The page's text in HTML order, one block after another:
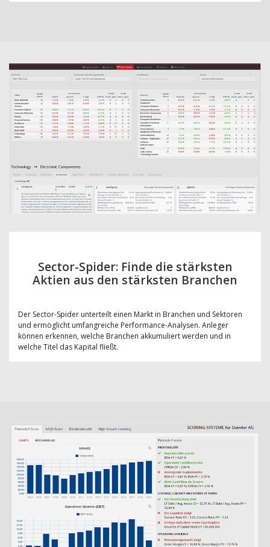
Sector-Spider: Finde die stärksten
Aktien aus den stärksten Branchen
Der Sector-Spider unterteilt einen Markt in Branchen und Sektoren
und ermöglicht umfangreiche Performance-Analysen. Anleger
können erkennen, welche Branchen akkumuliert werden und in
welche Titel das Kapital fließt.